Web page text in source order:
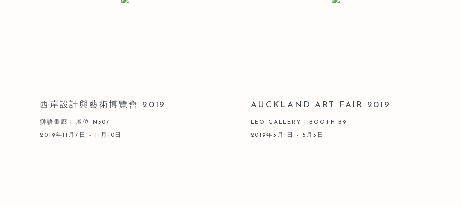
西岸設計與藝術博覽會 2019
獅語畫廊 | 展位 N307
2019年11月7日 - 11月10日
AUCKLAND ART FAIR 2019
LEO GALLERY | BOOTH B9
2019年5月1日 - 5月5日